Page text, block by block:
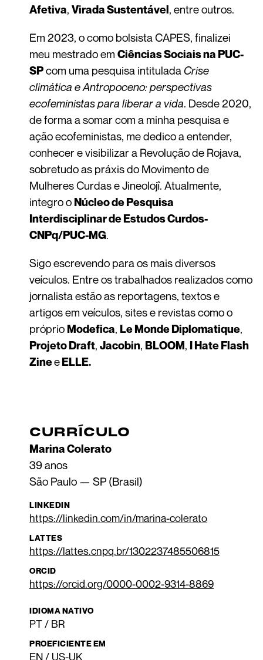
Afetiva, Virada Sustentável, entre outros.
Em 2023, o como bolsista CAPES, finalizei
meu mestrado em Ciências Sociais na PUC-
SPcom uma pesquisa intituladaCrise
climática e Antropoceno: perspectivas
ecofeministas para liberar a vida. Desde 2020,
de forma a somar com a minha pesquisa e
ação ecofeministas, me dedico a entender,
conhecer e visibilizar a Revolução de Rojava,
sobretudo as práxis do Movimento de
Mulheres Curdas e Jineolojî. Atualmente,
integro o Núcleo de Pesquisa
Interdisciplinar de Estudos Curdos-
CNPq/PUC-MG.
Sigo escrevendo para os mais diversos
veículos. Entre os trabalhados realizados como
jornalista estão as reportagens, textos e
artigos em veículos, sites e revistas como o
próprio Modefica, Le Monde Diplomatique,
Projeto Draft, Jacobin, BLOOM, I Hate Flash
ZineeELLE.
CURRÍCULO
Marina Colerato
39 anos
São Paulo — SP (Brasil)
https://linkedin.com/in/marina-colerato
https://lattes.cnpq.br/1302237485506815
https://orcid.org/0000-0002-9314-8869
PT / BR
EN / US-UK